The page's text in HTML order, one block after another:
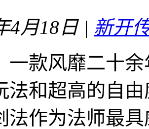
4月18日 | 新开
一款风靡二十
法和超高的自
法作为法师最